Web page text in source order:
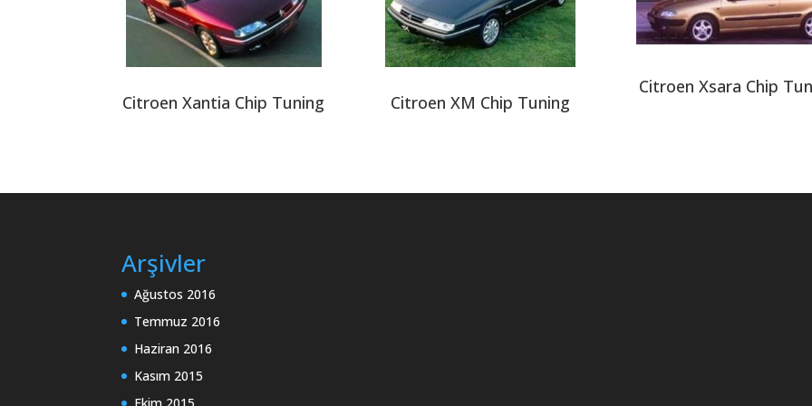
Citroen Xantia Chip Tuning Citroen XM Chip Tuning
Citroen Xsara Chip
Arşivler
Ağustos 2016
Temmuz 2016
Haziran 2016
Kasım 2015